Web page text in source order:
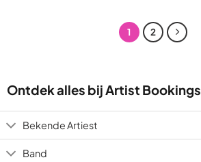
1 2
Ontdek alles bij Artist Bookings
Bekende Artiest
Band